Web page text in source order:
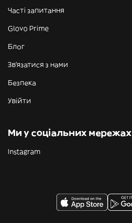
Часті запитання
Glovo Prime
Блог
Зв'язатися з нами
Безпека
Увійти
Ми у соціальних мережах
Instagram